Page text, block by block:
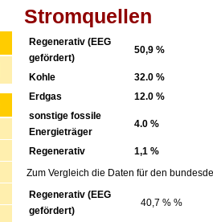
Stromquellen
Regenerativ (EEG
gefördert)
50,9 %
Kohle
32.0 %
Erdgas
12.0 %
sonstige fossile
Energieträger
4.0 %
Regenerativ
1,1 %
Zum Vergleich die Daten für den
Regenerativ (EEG
gefördert)
40,7 % %